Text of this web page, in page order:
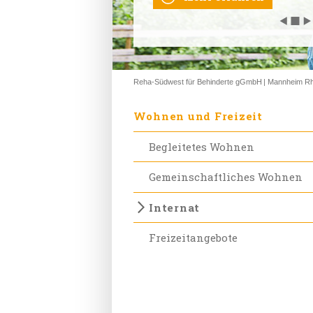
◀ ◼ ▶
◀ ◼ ▶
◀ ◼ ▶
◀ ◼ ▶
◀ ◼ ▶
Reha-Südwest für Behinderte gGmbH Mannheim
Wohnen und Freizeit
Begleitetes Wohnen
Gemeinschaftliches Wohnen
Internat
Freizeitangebote